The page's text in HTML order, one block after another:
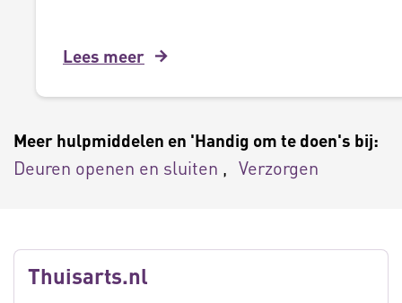
Lees meer
Meer hulpmiddelen en 'Handig om te doen's bij:
Deuren openen en sluiten Verzorgen
Thuisarts.nl